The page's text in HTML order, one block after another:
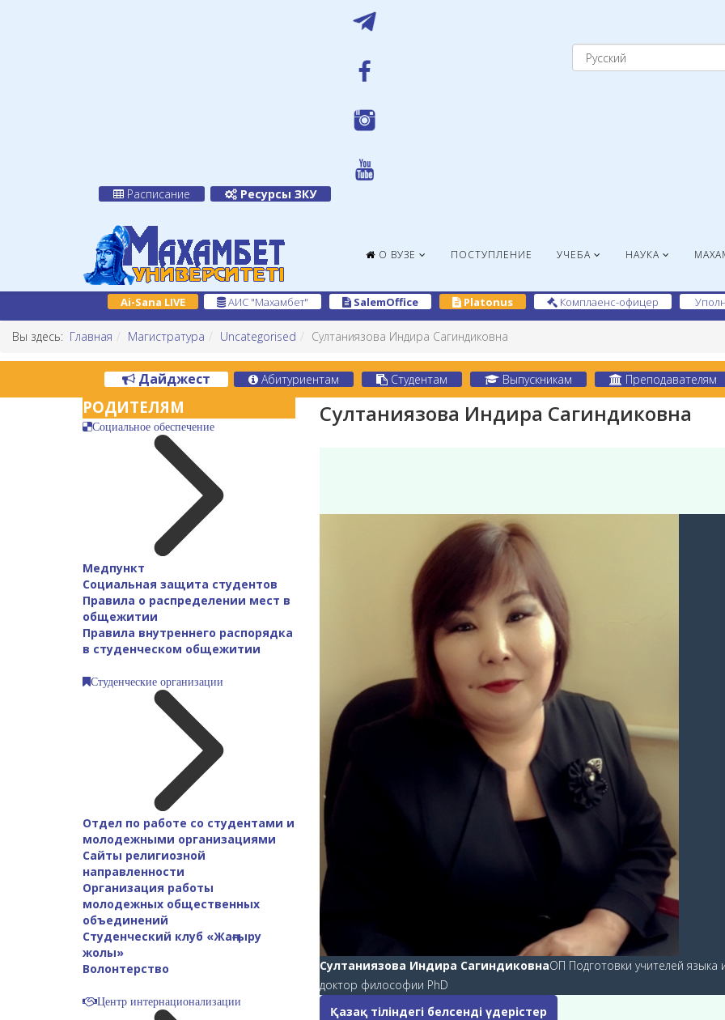
Расписание Ресурсы ЗКУ
О ВУЗЕ ПОСТУПЛЕНИЕ УЧЕБА НАУКА
Ai-Sana LIVE АИС "Махамбет" SalemOffice Platonus Комплаенс-офицер
Вы здесь: Главная Магистратура Uncategorised Султаниязова Индира Сагиндиковна
Дайджест Абитуриентам Студентам Выпускникам Преподавателям
РОДИТЕЛЯМ
Социальное обеспечение
Медпункт
Социальная защита студентов
Правила о распределении мест в
общежитии
Правила внутреннего распорядка
в студенческом общежитии
Студенческие организации
Отдел по работе со студентами и
молодежными организациями
Сайты религиозной
направленности
Организация работы
молодежных общественных
объединений
Студенческий клуб «Жаңғыру
жолы»
Волонтерство
Центр интернационализации
Султаниязова Индира Сагиндиковна
Султаниязова Индира СагиндиковнаОП Подготовки учителей языка
доктор философии PhD
Қазақ тіліндегі белсенді үдерістер